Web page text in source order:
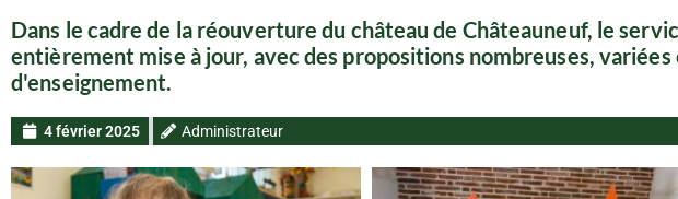
Dans le cadre de la réouverture du château de Châteauneuf, le
entièrement mise à jour, avec des propositions nombreuses,
d'enseignement.
4 février 2025 Administrateur